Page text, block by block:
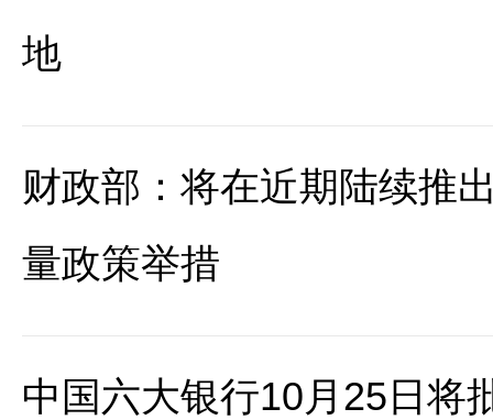
地
财政部：将在近期陆续推
量政策举措
中国六大银行10月25日将